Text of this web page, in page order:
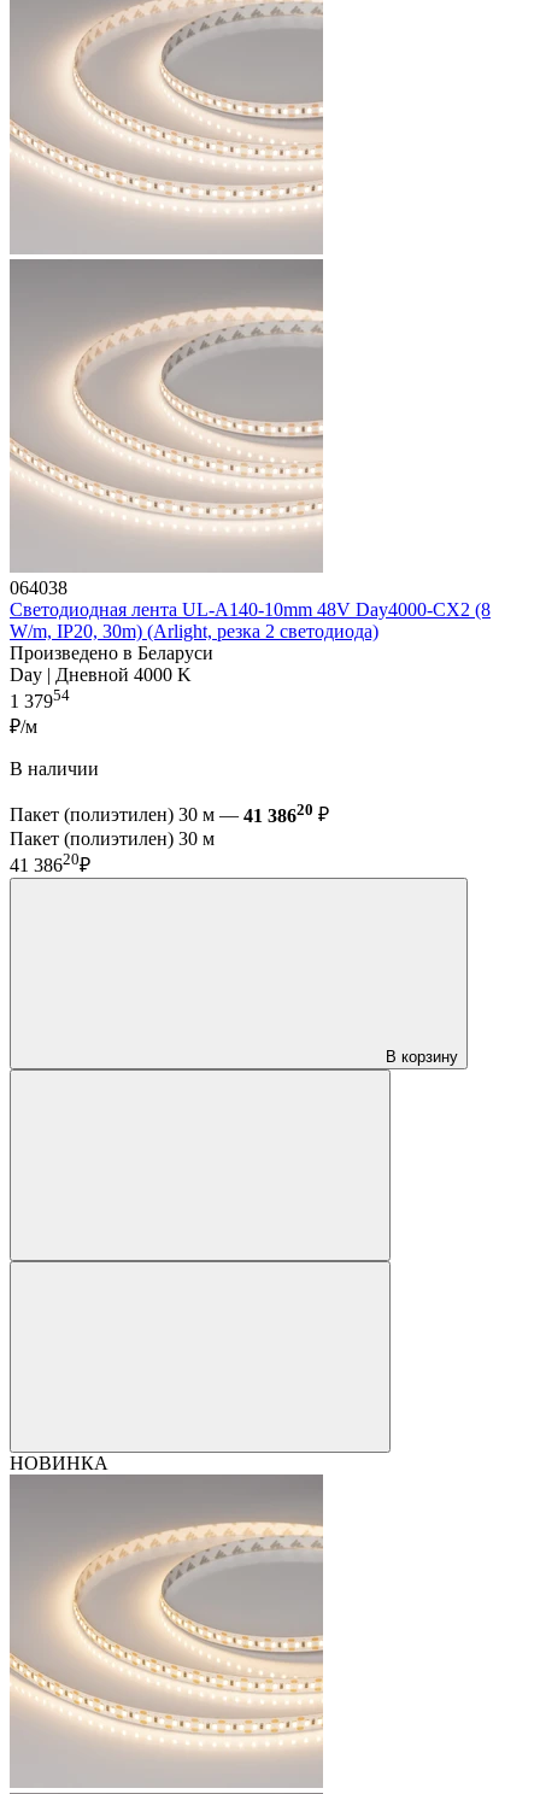
064038
Светодиодная лента UL-A140-10mm 48V Day4000-CX2 (8
W/m, IP20, 30m) (Arlight, резка 2 светодиода)
Произведено в Беларуси
Day | Дневной 4000 K
1 37954
₽/м
В наличии
Пакет (полиэтилен) 30 м — 41 38620 ₽
Пакет (полиэтилен) 30 м
41 38620₽
В корзину
НОВИНКА